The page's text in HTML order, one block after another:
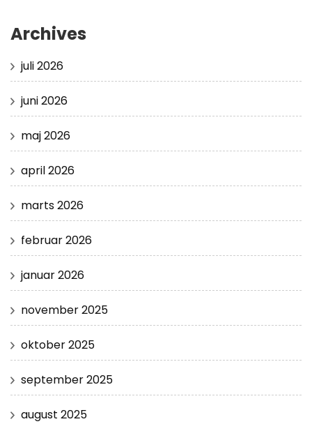
Archives
juli 2026
juni 2026
maj 2026
april 2026
marts 2026
februar 2026
januar 2026
november 2025
oktober 2025
september 2025
august 2025